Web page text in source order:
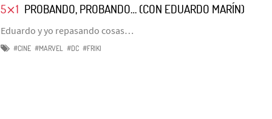
5⨯1 PROBANDO, PROBANDO… (CON EDUARDO MARÍN)
Eduardo y yo repasando cosas…
#CINE #MARVEL #DC #FRIKI